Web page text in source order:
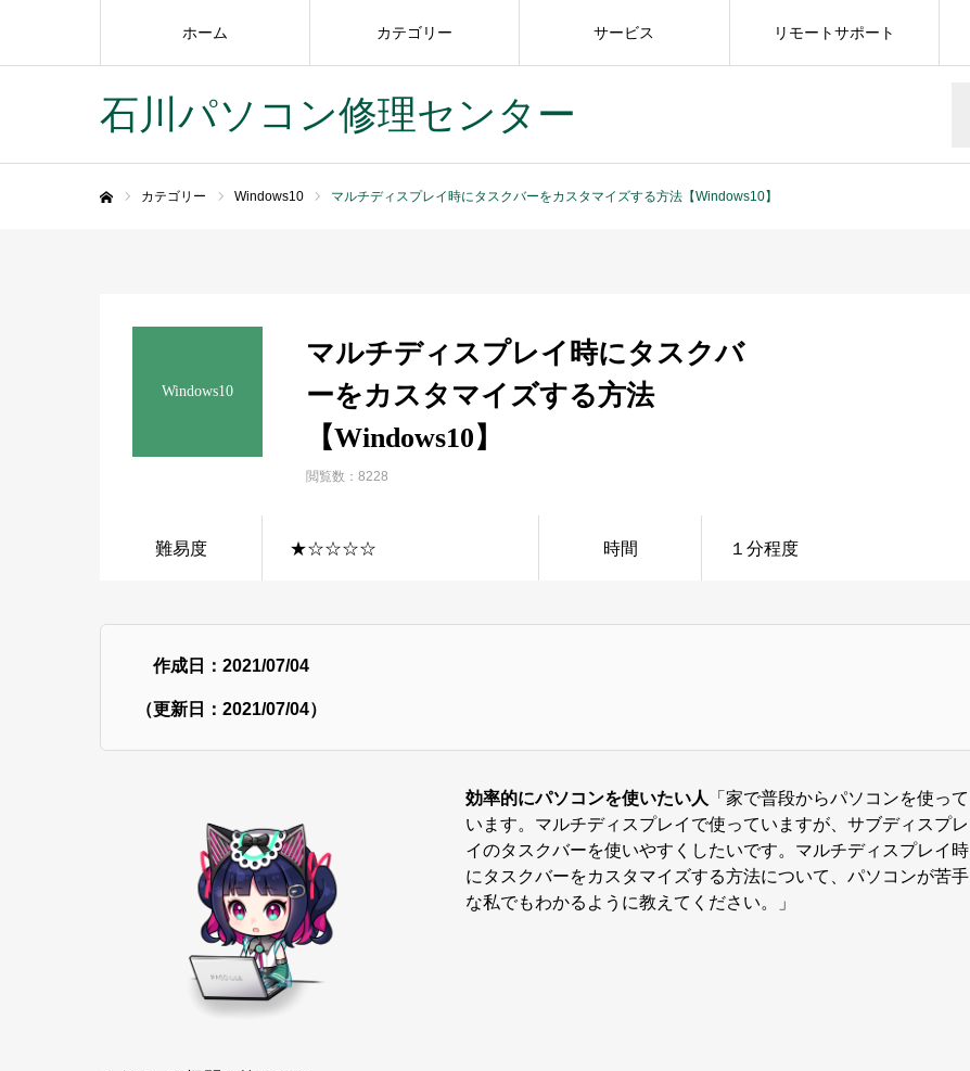
石川パソコン修理センター
ホーム カテゴリー サービス リモートサポート
カテゴリー Windows10 マルチディスプレイ時にタスクバーをカスタマイズする方法【Windows10】
Windows10
マルチディスプレイ時にタスクバ
ーをカスタマイズする方法
【Windows10】
閲覧数：8228
難易度 ★☆☆☆☆ 時間 １分程度
作成日：2021/07/04
（更新日：2021/07/04）
効率的にパソコンを使いたい人
「家で普段からパソコンを使って
います。マルチディスプレイで使っていますが、サブディスプレ
イのタスクバーを使いやすくしたいです。マルチディスプレイ時
にタスクバーをカスタマイズする方法について、パソコンが苦手
な私でもわかるように教えてください。」